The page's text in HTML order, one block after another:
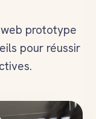
prototype
pour réussir